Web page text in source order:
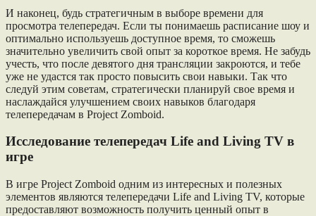
И наконец, будь стратегичным в выборе времени для
просмотра телепередач. Если ты понимаешь расписание шоу и
оптимально используешь доступное время, то сможешь
значительно увеличить свой опыт за короткое время. Не забудь
учесть, что после девятого дня трансляции закроются, и тебе
уже не удастся так просто повысить свои навыки. Так что
следуй этим советам, стратегически планируй свое время и
наслаждайся улучшением своих навыков благодаря
телепередачам в Project Zomboid.
Исследование телепередач Life and Living TV в
игре
В игре Project Zomboid одним из интересных и полезных
элементов являются телепередачи Life and Living TV, которые
предоставляют возможность получить ценный опыт в